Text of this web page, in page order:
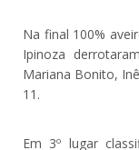
Na final 100%
Ipinoza
Mariana Bonito,
11.
Em 3º lugar